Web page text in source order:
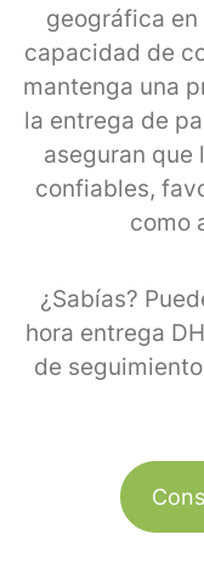
geográfica en
capacidad de
mantenga una
la entrega de
aseguran que
confiables,
como
¿Sabías?
hora entrega
de